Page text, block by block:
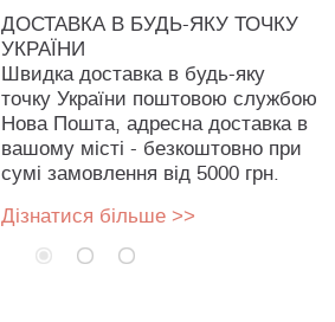
ДОСТАВКА В БУДЬ-ЯКУ ТОЧКУ
УКРАЇНИ
Швидка доставка в будь-яку
точку України поштовою службою
Нова Пошта, адресна доставка в
вашому місті - безкоштовно при
сумі замовлення від 5000 грн.
Дізнатися більше >>